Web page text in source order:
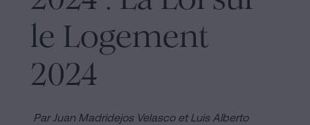
nous
Installations
Barcelone
Acte
de
à
le Logement
2024
Par Juan Madridejos Velasco et Luis Alberto